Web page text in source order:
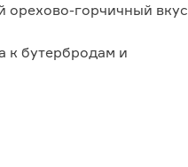
орехово-горчичный вкус
к бутербродам и